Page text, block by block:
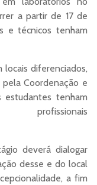
a partir de 17 de
e técnicos tenham
locais diferenciados,
Coordenação e
estudantes tenham
deverá dialogar
desse e do local
a fim